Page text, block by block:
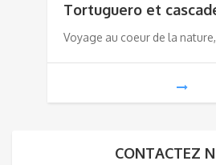
Tortuguero et
Voyage au coeur de la
CONTACTEZ